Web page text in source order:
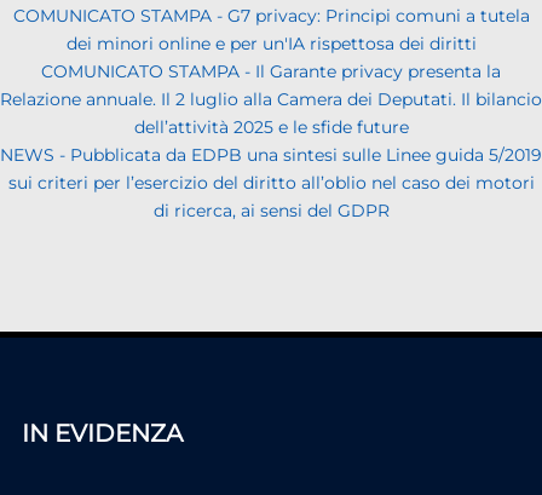
COMUNICATO STAMPA - G7 privacy: Principi comuni a tutela
dei minori online e per un'IA rispettosa dei diritti
COMUNICATO STAMPA - Il Garante privacy presenta la
Relazione annuale. Il 2 luglio alla Camera dei Deputati. Il bilancio
dell’attività 2025 e le sfide future
NEWS - Pubblicata da EDPB una sintesi sulle Linee guida 5/2019
sui criteri per l’esercizio del diritto all’oblio nel caso dei motori
di ricerca, ai sensi del GDPR
IN EVIDENZA